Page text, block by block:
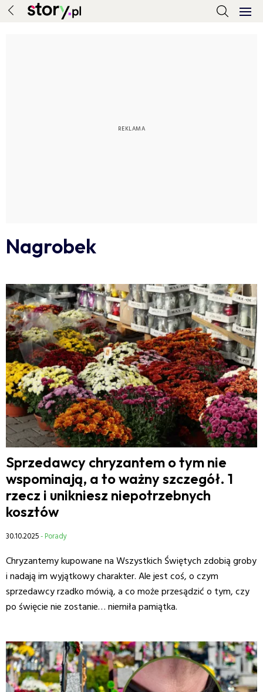
Nagrobek
Sprzedawcy chryzantem o tym nie
wspominają, a to ważny szczegół. 1
rzecz i unikniesz niepotrzebnych
kosztów
30.10.2025- Porady
Chryzantemy kupowane na Wszystkich Świętych zdobią groby
i nadają im wyjątkowy charakter. Ale jest coś, o czym
sprzedawcy rzadko mówią, a co może przesądzić o tym, czy
po święcie nie zostanie… niemiła pamiątka.